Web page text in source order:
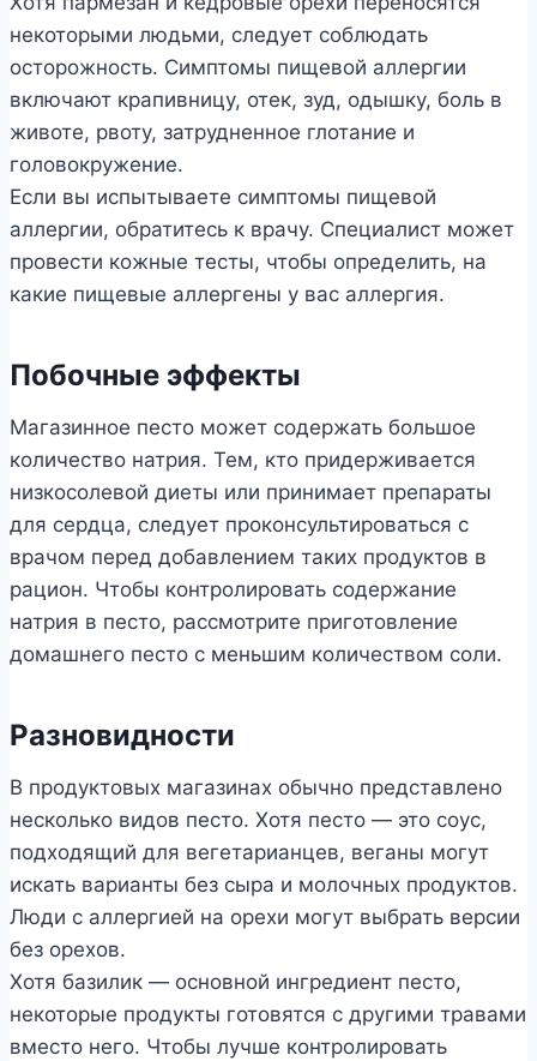
некоторыми людьми, следует соблюдать
осторожность. Симптомы пищевой аллергии
включают крапивницу, отек, зуд, одышку, боль в
животе, рвоту, затрудненное глотание и
головокружение.
Если вы испытываете симптомы пищевой
аллергии, обратитесь к врачу. Специалист может
провести кожные тесты, чтобы определить, на
какие пищевые аллергены у вас аллергия.
Побочные эффекты
Магазинное песто может содержать большое
количество натрия. Тем, кто придерживается
низкосолевой диеты или принимает препараты
для сердца, следует проконсультироваться с
врачом перед добавлением таких продуктов в
рацион. Чтобы контролировать содержание
натрия в песто, рассмотрите приготовление
домашнего песто с меньшим количеством соли.
Разновидности
В продуктовых магазинах обычно представлено
несколько видов песто. Хотя песто — это соус,
подходящий для вегетарианцев, веганы могут
искать варианты без сыра и молочных продуктов.
Люди с аллергией на орехи могут выбрать версии
без орехов.
Хотя базилик — основной ингредиент песто,
некоторые продукты готовятся с другими травами
вместо него. Чтобы лучше контролировать